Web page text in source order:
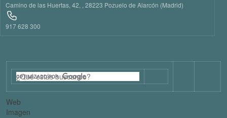
Camino de las Huertas, 42, , 28223 Pozuelo de Alarcón (Madrid)
917 628 300
Web
Imagen